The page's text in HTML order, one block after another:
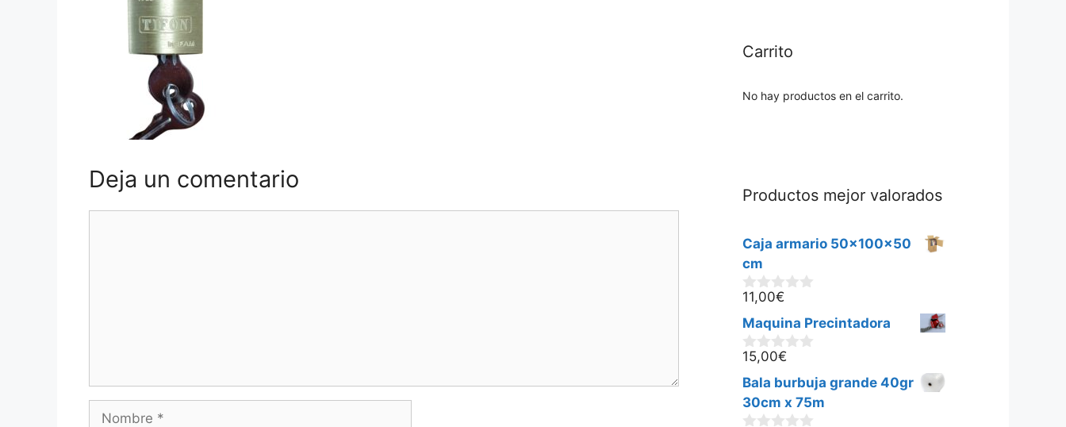
Deja un comentario
Carrito
No hay productos en el carrito.
Productos mejor valorados
Caja armario 50x100x50
cm
0
d
e
5
11,00€
Maquina Precintadora
0
d
e
5
15,00€
Bala burbuja grande 40gr
30cm x 75m